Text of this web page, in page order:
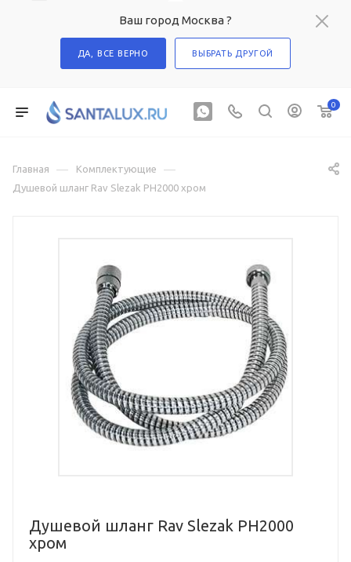
Ваш город Москва ?
ДА, ВСЕ ВЕРНО ВЫБРАТЬ ДРУГОЙ
0
Главная — Комплектующие —
Душевой шланг Rav Slezak PH2000 хром
Душевой шланг Rav Slezak PH2000
хром